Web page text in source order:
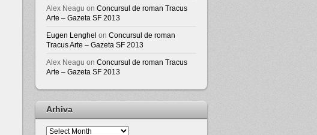
Alex Neagu on Concursul de roman Tracus
Arte – Gazeta SF 2013
Eugen Lenghel on Concursul de roman
Tracus Arte – Gazeta SF 2013
Alex Neagu on Concursul de roman Tracus
Arte – Gazeta SF 2013
Arhiva
Arhiva